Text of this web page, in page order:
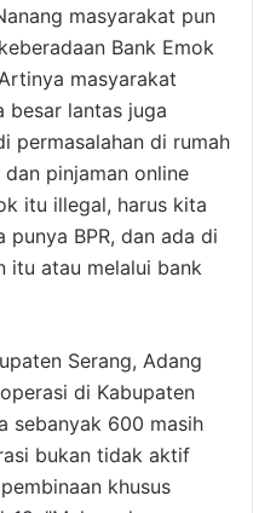
masyarakat pun
Bank Emok
masyarakat
besar lantas juga
permasalahan di rumah
pinjaman online
itu illegal, harus kita
punya BPR, dan ada di
itu atau melalui bank
Serang, Adang
di Kabupaten
sebanyak 600 masih
bukan tidak aktif
khusus